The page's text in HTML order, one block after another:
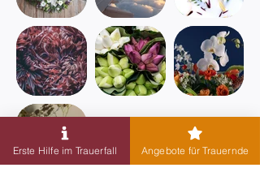
Erste Hilfe im Trauerfall Angebote für Trauernde